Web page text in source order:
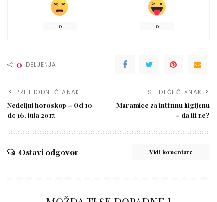
0 0
0 DELJENJA
PRETHODNI ČLANAK
Nedeljni horoskop – Od 10.
do 16. jula 2017.
SLEDEĆI ČLANAK
Maramice za intimnu higijenu
– da ili ne?
Ostavi odgovor Vidi komentare